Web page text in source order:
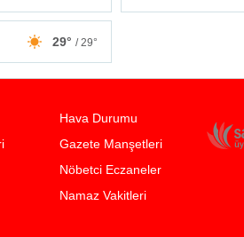
29° / 29°
Hava Durumu
Gazete Manşetleri
Nöbetci Eczaneler
Namaz Vakitleri